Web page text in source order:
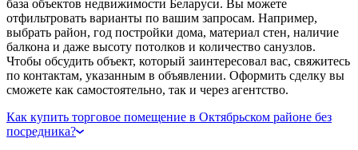
база объектов недвижимости Беларуси. Вы можете
отфильтровать варианты по вашим запросам. Например,
выбрать район, год постройки дома, материал стен, наличие
балкона и даже высоту потолков и количество санузлов.
Чтобы обсудить объект, который заинтересовал вас, свяжитесь
по контактам, указанным в объявлении. Оформить сделку вы
сможете как самостоятельно, так и через агентство.
Как купить торговое помещение в Октябрьском районе без
посредника?